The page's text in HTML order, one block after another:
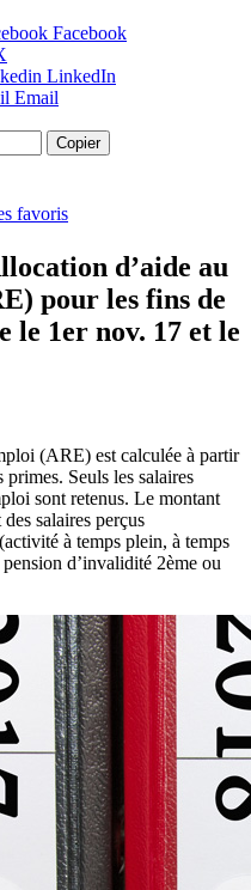
Facebook
LinkedIn
Email
Copier
favoris
d’aide au
pour les fins de
1er nov. 17 et le
(ARE) est calculée à partir
Seuls les salaires
sont retenus. Le montant
salaires perçus
à temps plein, à temps
d’invalidité 2ème ou